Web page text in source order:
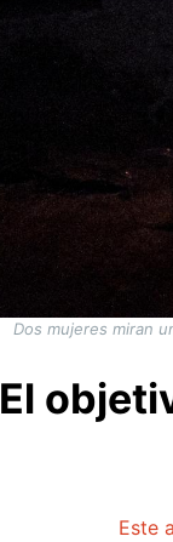
Dos mujeres miran
El
Este